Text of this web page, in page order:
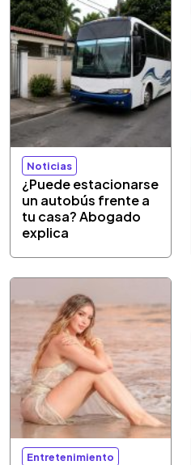
Noticias
¿Puede estacionarse
un autobús frente a
tu casa? Abogado
explica
Entretenimiento